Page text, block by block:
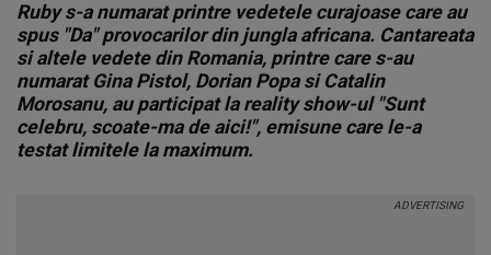
Ruby s-a numarat printre vedetele curajoase care au
spus "Da" provocarilor din jungla africana. Cantareata
si altele vedete din Romania, printre care s-au
numarat Gina Pistol, Dorian Popa si Catalin
Morosanu, au participat la reality show-ul "Sunt
celebru, scoate-ma de aici!", emisune care le-a
testat limitele la maximum.